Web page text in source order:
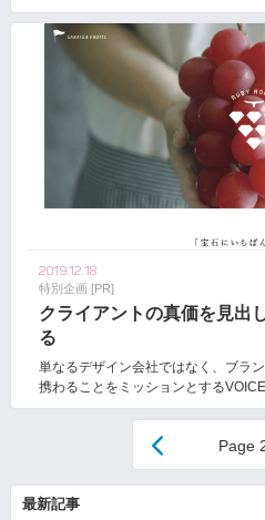
2019.12.18
特別企画 [PR]
クライアントの真価を見出
る
単なるデザイン会社ではなく、ブラ
携わることをミッションとする
最新記事